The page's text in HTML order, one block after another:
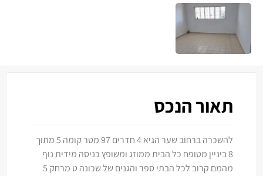
תאור הנכס
להשכרה ברחוב שער הגיא 4 חדרים 97 מטר קומה 5 מתוך
8 ביניין מטופח כל הבית ממוזג ומשופץ כניסה מידית נוף
מהמם קרוב לכל הבתי ספר והגנים של שכונה ט מרחק 5